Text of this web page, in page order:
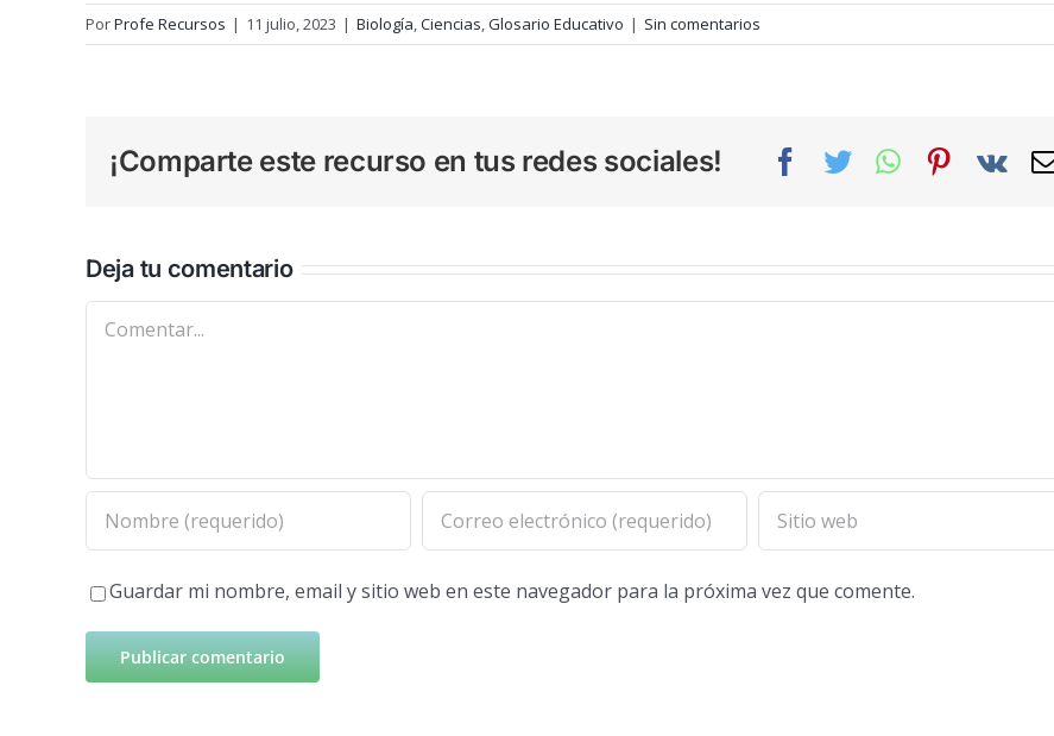
PorProfe Recursos | 11 julio, 2023 | Biología,Ciencias,Glosario Educativo | Sin comentarios
¡Comparte este recurso en tus redes sociales! Facebook
TwitterWhatsAppPinterest
Vk
Deja tu comentario
Comentar
Guardar mi nombre, email y sitio web en este navegador para la próxima vez que comente.